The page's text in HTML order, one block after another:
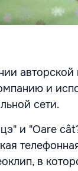
и
сети.
и "Oare
в